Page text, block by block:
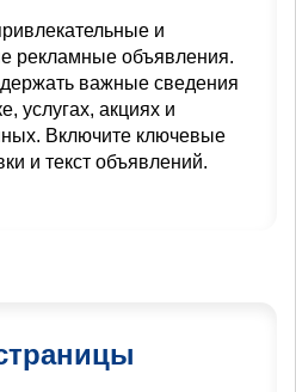
и
рекламные объявления.
важные сведения
услугах, акциях и
Включите ключевые
и текст объявлений.